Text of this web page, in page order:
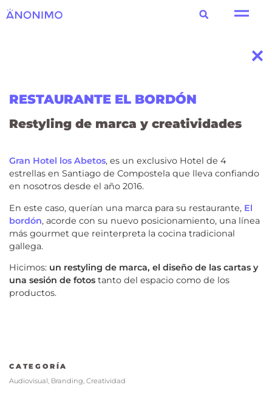
RESTAURANTE EL BORDÓN
Restyling de marca y creatividades
Gran Hotel los Abetos, es un exclusivo Hotel de 4
estrellas en Santiago de Compostela que lleva confiando
en nosotros desde el año 2016.
En este caso, querían una marca para su restaurante, El
bordón, acorde con su nuevo posicionamiento, una línea
más gourmet que reinterpreta la cocina tradicional
gallega.
Hicimos: un restyling de marca, el diseño de las cartas y
una sesión de fotos tanto del espacio como de los
productos.
CATEGORÍA
Audiovisual, Branding, Creatividad